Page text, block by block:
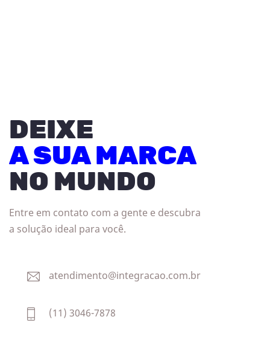
DEIXE
A SUA MARCA
NO MUNDO
Entre em contato com a gente e descubra
a solução ideal para você.
atendimento@integracao.com.br
(11) 3046-7878